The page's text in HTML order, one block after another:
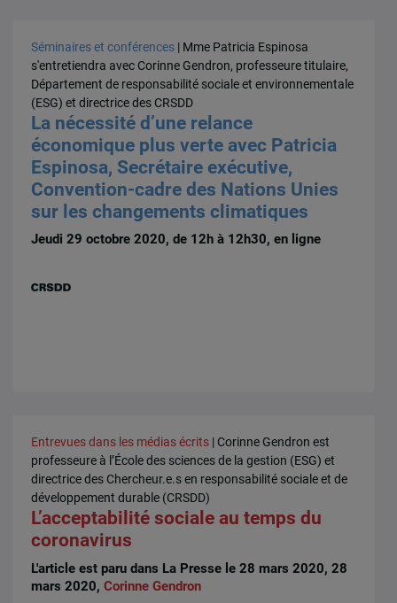
Séminaires et conférences | Mme Patricia Espinosa
s'entretiendra avec Corinne Gendron, professeure titulaire,
Département de responsabilité sociale et environnementale
(ESG) et directrice des CRSDD
La nécessité d’une relance
économique plus verte avec Patricia
Espinosa, Secrétaire exécutive,
Convention-cadre des Nations Unies
sur les changements climatiques
Jeudi 29 octobre 2020, de 12h à 12h30, en ligne
Entrevues dans les médias écrits | Corinne Gendron est
professeure à l’École des sciences de la gestion (ESG) et
directrice des Chercheur.e.s en responsabilité sociale et de
développement durable (CRSDD)
L’acceptabilité sociale au temps du
coronavirus
L'article est paru dans La Presse le 28 mars 2020, 28
mars 2020,Corinne Gendron